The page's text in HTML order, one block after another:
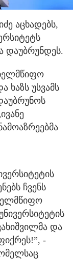
აცხადებს,
დაუბრუნდეს.
ხაზს უსვამს
ჩვენს
და
-